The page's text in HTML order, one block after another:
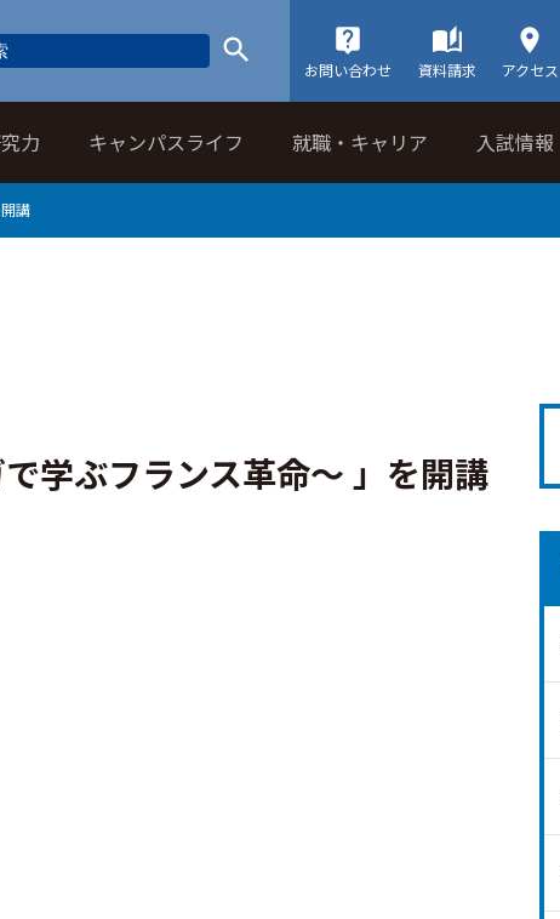
お問い合わせ 資料請求 アクセス
力 キャンパスライフ 就職・キャリア 入試情報
講
学ぶフランス革命～ 」を開講